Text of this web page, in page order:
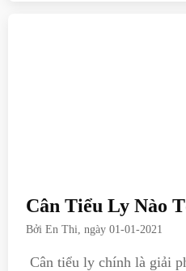
Cân Tiểu Ly Nào
BởiEn Thi, ngày01-01-2021
Cân tiểu ly chính là giải